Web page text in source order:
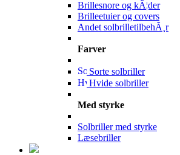
Brillesnore og kÃ¦der
Brilleetuier og covers
Andet solbrilletilbehÃ¸r
Farver
Sorte solbriller
Hvide solbriller
Med styrke
Solbriller med styrke
Læsebriller